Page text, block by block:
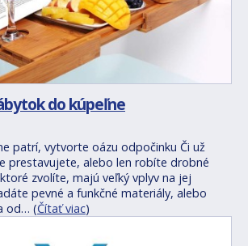
do kúpeľne
patrí, vytvorte oázu odpočinku Či už
prestavujete, alebo len robíte drobné
zvolíte, majú veľký vplyv na jej
pevné a funkčné materiály, alebo
od… (Čítať viac)